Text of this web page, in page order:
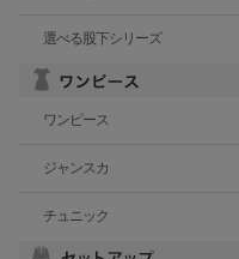
選べる股下シリーズ
ワンピース
ジャンスカ
チュニック